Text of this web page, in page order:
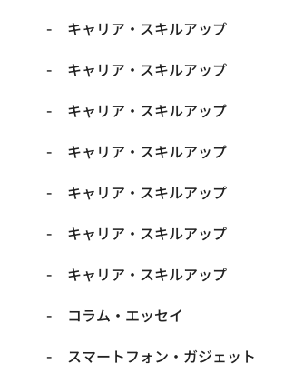
キャリア・スキルアップ
キャリア・スキルアップ
キャリア・スキルアップ
キャリア・スキルアップ
キャリア・スキルアップ
キャリア・スキルアップ
キャリア・スキルアップ
コラム・エッセイ
スマートフォン・ガジェット